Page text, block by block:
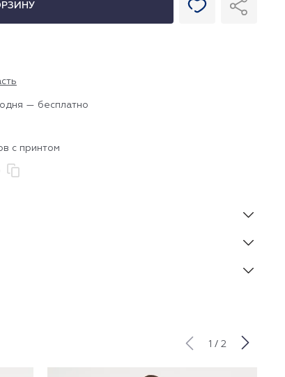
— бесплатно
с принтом
1 / 2